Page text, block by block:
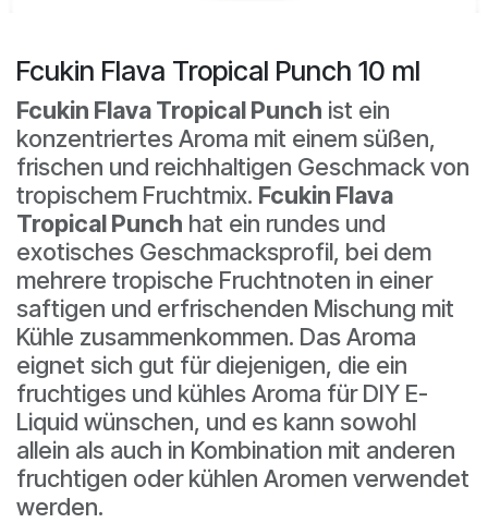
Fcukin Flava Tropical Punch 10 ml
Fcukin Flava Tropical Punch ist ein
konzentriertes Aroma mit einem süßen,
frischen und reichhaltigen Geschmack von
tropischem Fruchtmix. Fcukin Flava
Tropical Punch hat ein rundes und
exotisches Geschmacksprofil, bei dem
mehrere tropische Fruchtnoten in einer
saftigen und erfrischenden Mischung mit
Kühle zusammenkommen. Das Aroma
eignet sich gut für diejenigen, die ein
fruchtiges und kühles Aroma für DIY E-
Liquid wünschen, und es kann sowohl
allein als auch in Kombination mit anderen
fruchtigen oder kühlen Aromen verwendet
werden.